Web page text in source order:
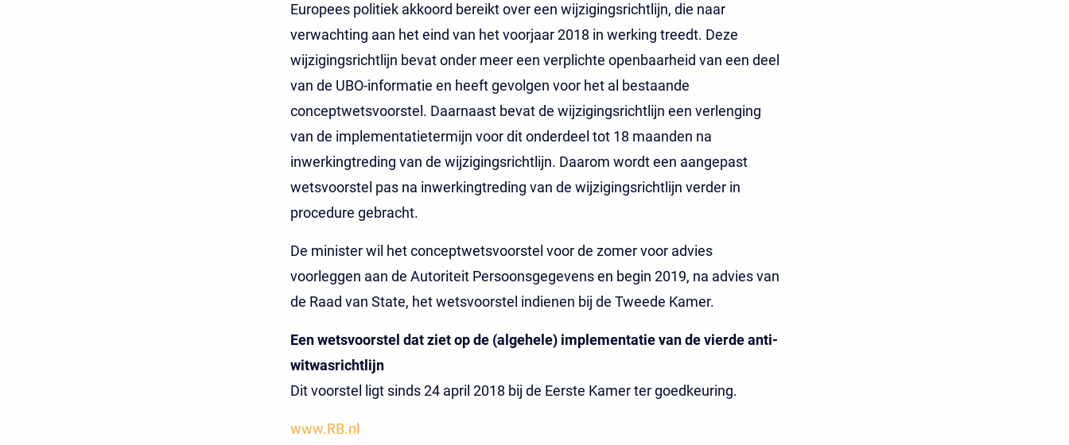
Europees politiek akkoord bereikt over een wijzigingsrichtlijn, die naar
verwachting aan het eind van het voorjaar 2018 in werking treedt. Deze
wijzigingsrichtlijn bevat onder meer een verplichte openbaarheid van een deel
van de UBO-informatie en heeft gevolgen voor het al bestaande
conceptwetsvoorstel. Daarnaast bevat de wijzigingsrichtlijn een verlenging
van de implementatietermijn voor dit onderdeel tot 18 maanden na
inwerkingtreding van de wijzigingsrichtlijn. Daarom wordt een aangepast
wetsvoorstel pas na inwerkingtreding van de wijzigingsrichtlijn verder in
procedure gebracht.
De minister wil het conceptwetsvoorstel voor de zomer voor advies
voorleggen aan de Autoriteit Persoonsgegevens en begin 2019, na advies van
de Raad van State, het wetsvoorstel indienen bij de Tweede Kamer.
Een wetsvoorstel dat ziet op de (algehele) implementatie van de vierde anti-
witwasrichtlijn
Dit voorstel ligt sinds 24 april 2018 bij de Eerste Kamer ter goedkeuring.
www.RB.nl